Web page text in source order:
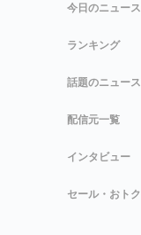
今日のニュース
ランキング
話題のニュース
配信元一覧
インタビュー
セール・おトク